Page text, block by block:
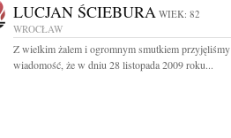
LUCJAN ŚCIEBURA WIEK: 82
WROCŁAW
Z wielkim żalem i ogromnym smutkiem przyjęliśmy
wiadomość, że w dniu 28 listopada 2009 roku...